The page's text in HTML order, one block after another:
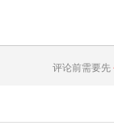
评论前需要先